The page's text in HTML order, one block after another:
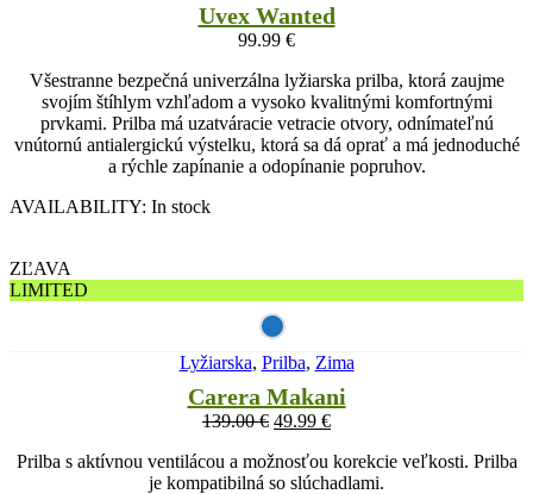
Uvex Wanted
99.99 €
Všestranne bezpečná univerzálna lyžiarska prilba, ktorá zaujme
svojím štíhlym vzhľadom a vysoko kvalitnými komfortnými
prvkami. Prilba má uzatváracie vetracie otvory, odnímateľnú
vnútornú antialergickú výstelku, ktorá sa dá oprať a má jednoduché
a rýchle zapínanie a odopínanie popruhov.
AVAILABILITY: In stock
ZĽAVA
LIMITED
Lyžiarska, Prilba, Zima
Carera Makani
139.00€ 49.99 €
Prilba s aktívnou ventilácou a možnosťou korekcie veľkosti. Prilba
je kompatibilná so slúchadlami.